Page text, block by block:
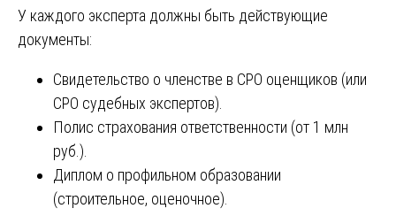
У каждого эксперта должны быть действующие
документы:
Свидетельство о членстве в СРО оценщиков (или
СРО судебных экспертов).
Полис страхования ответственности (от 1 млн
руб.).
Диплом о профильном образовании
(строительное, оценочное).